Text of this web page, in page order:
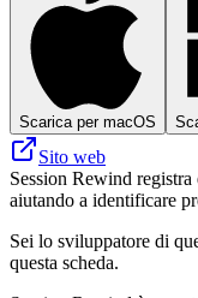
Scarica per macOS
Sito web
Session Rewind
aiutando a identificare
Sei lo sviluppatore di
questa scheda.